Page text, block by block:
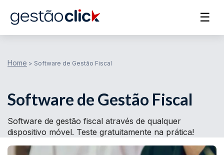
☰
Home > Software de Gestão Fiscal
Software de Gestão Fiscal
Software de gestão fiscal através de qualquer
dispositivo móvel. Teste gratuitamente na prática!